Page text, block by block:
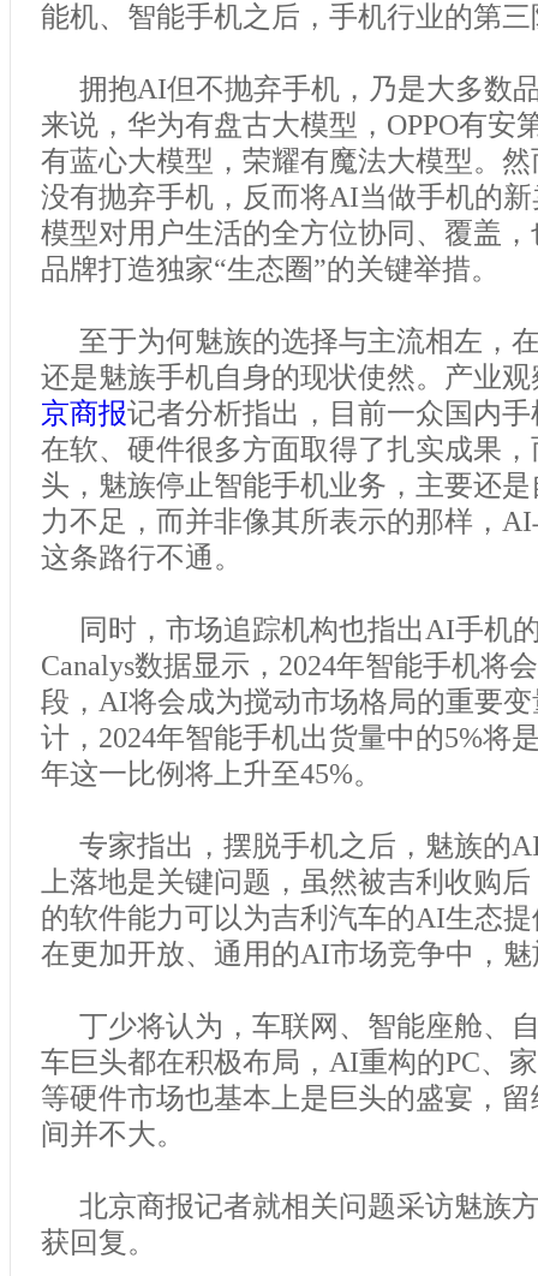
能机、智能手机之后，手机行业的第三
拥抱AI但不抛弃手机，乃是大多数
来说，华为有盘古大模型，OPPO有安
有蓝心大模型，荣耀有魔法大模型。
没有抛弃手机，反而将AI当做手机的
模型对用户生活的全方位协同、覆盖
品牌打造独家“生态圈”的关键举措。
至于为何魅族的选择与主流相左，
还是魅族手机自身的现状使然。产业
京商报记者分析指出，目前一众国内
在软、硬件很多方面取得了扎实成果
头，魅族停止智能手机业务，主要还
力不足，而并非像其所表示的那样，
这条路行不通。
同时，市场追踪机构也指出AI手机
Canalys数据显示，2024年智能手机将
段，AI将会成为搅动市场格局的重要变
计，2024年智能手机出货量中的5%将
年这一比例将上升至45%。
专家指出，摆脱手机之后，魅族的
上落地是关键问题，虽然被吉利收购
的软件能力可以为吉利汽车的AI生态
在更加开放、通用的AI市场竞争中，
丁少将认为，车联网、智能座舱、
车巨头都在积极布局，AI重构的PC、
等硬件市场也基本上是巨头的盛宴，
间并不大。
北京商报记者就相关问题采访魅族
获回复。